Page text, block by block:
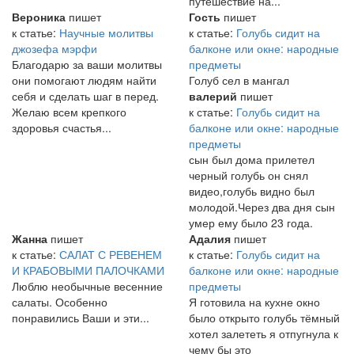
Вероника пишет
к статье: Научные молитвы
джозефа мэрфи
Благодарю за ваши молитвы
они помогают людям найти
себя и сделать шаг в перед.
Желаю всем крепкого
здоровья счастья...
Гость пишет
к статье: Голубь сидит на
балконе или окне: народные
предметы
Голуб сел в мангал
валерий пишет
к статье: Голубь сидит на
балконе или окне: народные
предметы
сын был дома прилетел
черный голубь он снял
видео,голубь видно был
молодой.Через два дня сын
умер ему было 23 года.
Жанна пишет
к статье: САЛАТ С РЕВЕНЕМ
И КРАБОВЫМИ ПАЛОЧКАМИ
Люблю необычные весенние
салаты. Особенно
понравились Ваши и эти...
Адалия пишет
к статье: Голубь сидит на
балконе или окне: народные
предметы
Я готовила на кухне окно
было открыто голубь тёмный
хотел залететь я отпугнула к
чему бы это